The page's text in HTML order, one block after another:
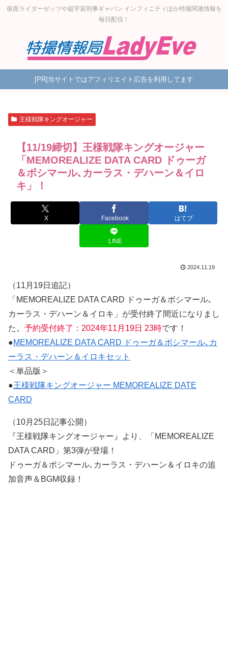
仮面ライダーゼッツや超宇宙刑事ギャバン インフィニティほか特撮関連情報を
毎日配信！
[PR]当サイトではアフィリエイト広告を利用してます
王様戦隊キングオージャー
【11/19締切】王様戦隊キングオージャー
「MEMOREALIZE DATA CARD ドゥーガ
＆ボシマール､カーラス・デハーン＆イロ
キ」！
X Facebook はてブ
LINE
2024.11.19
（11月19日追記）
「MEMOREALIZE DATA CARD ドゥーガ＆ボシマール､
カーラス・デハーン＆イロキ」が受付終了間近になりまし
た。 予約受付終了：2024年11月19日 23時です！
●MEMOREALIZE DATA CARD ドゥーガ＆ボシマール､カ
ーラス・デハーン＆イロキセット
＜単品版＞
●王様戦隊キングオージャー MEMOREALIZE DATE
CARD
（10月25日記事公開）
『王様戦隊キングオージャー』より、「MEMOREALIZE
DATA CARD」第3弾が登場！
ドゥーガ＆ボシマール､カーラス・デハーン＆イロキの追
加音声＆BGM収録！